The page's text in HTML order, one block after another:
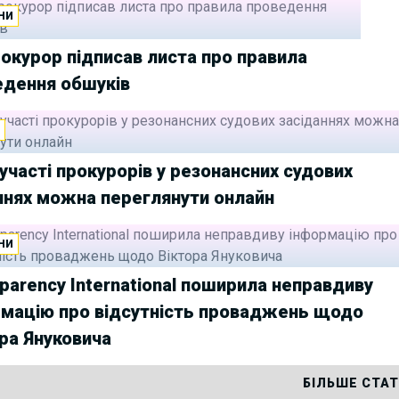
підписав листа про правила
обшуків
прокурорів у резонансних судових
можна переглянути онлайн
International поширила неправдиву
про відсутність проваджень щодо
Януковича
БІЛЬШЕ